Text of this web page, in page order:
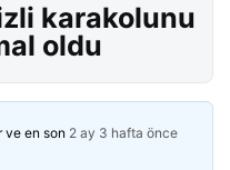
karakolunu
oldu
ve en son 2 ay 3 hafta önce